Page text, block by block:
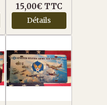
15,00€ TTC
Détails